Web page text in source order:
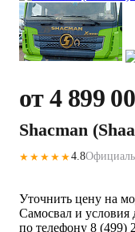
от 4 899
Shacman
★★★★★4.8
Уточнить цену на
Самосвал и
по телефону 8 (499)